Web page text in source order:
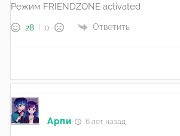
Режим FRIENDZONE activated
28 0 Ответить
Арпи 6 лет назад